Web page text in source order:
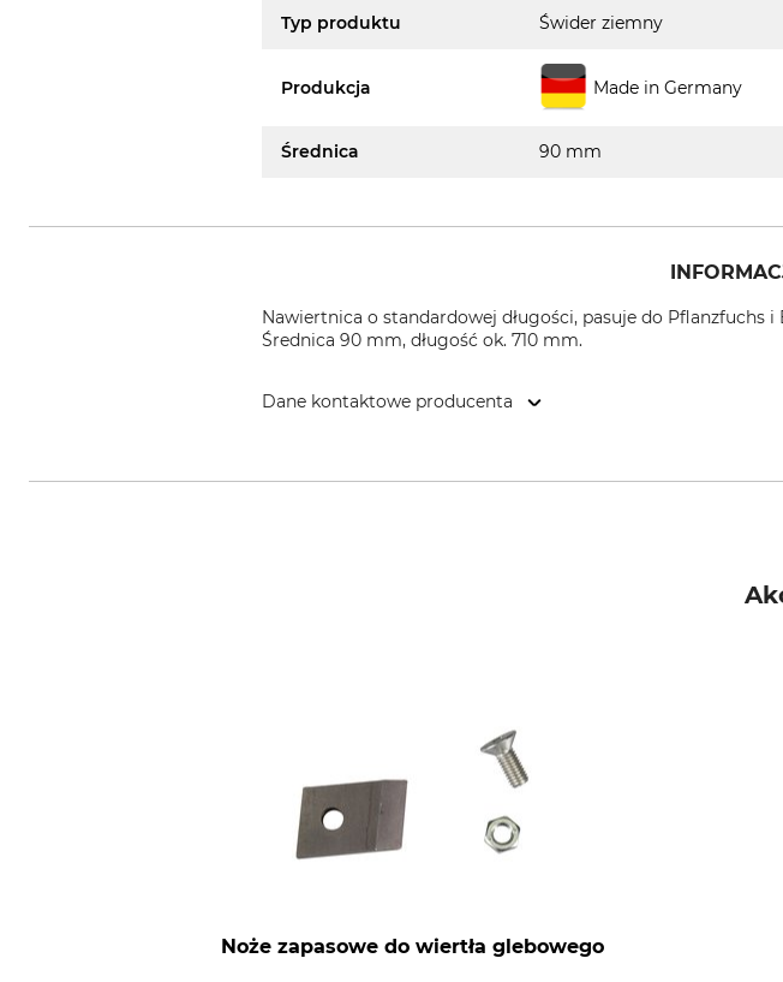
Typ produktu Świder ziemny
Produkcja Made in Germany
Średnica 90 mm
Nawiertnica o standardowej długości, pasuje do
Średnica 90 mm, długość ok. 710 mm.
Dane kontaktowe producenta
Noże zapasowe do wiertła glebowego